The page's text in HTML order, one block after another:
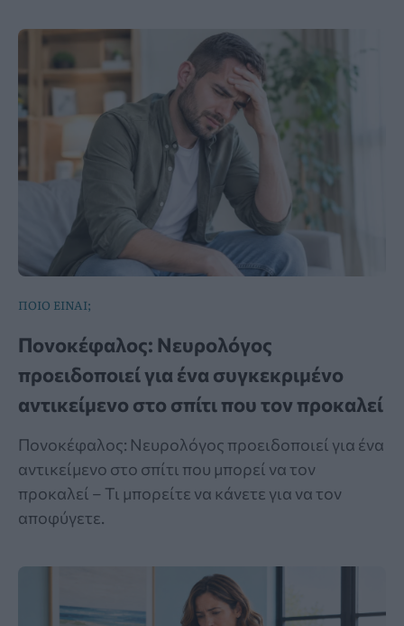
ΠΟΙΟ ΕΙΝΑΙ;
Πονοκέφαλος: Νευρολόγος
προειδοποιεί για ένα συγκεκριμένο
αντικείμενο στο σπίτι που τον προκαλεί
Πονοκέφαλος: Νευρολόγος προειδοποιεί για ένα
αντικείμενο στο σπίτι που μπορεί να τον
προκαλεί – Τι μπορείτε να κάνετε για να τον
αποφύγετε.